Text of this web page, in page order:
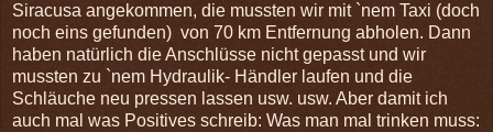
Siracusa angekommen, die mussten wir mit `nem Taxi (doch
noch eins gefunden) von 70 km Entfernung abholen. Dann
haben natürlich die Anschlüsse nicht gepasst und wir
mussten zu `nem Hydraulik- Händler laufen und die
Schläuche neu pressen lassen usw. usw. Aber damit ich
auch mal was Positives schreib: Was man mal trinken muss: